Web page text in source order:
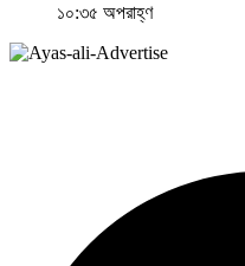
১০:৩৫ অপরাহ্ণ